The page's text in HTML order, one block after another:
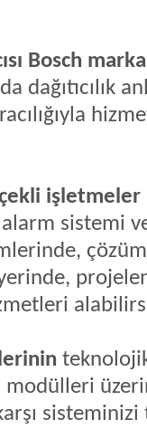
Bosch
dağıtıcılık
işletmeler
sistemi
modülleri